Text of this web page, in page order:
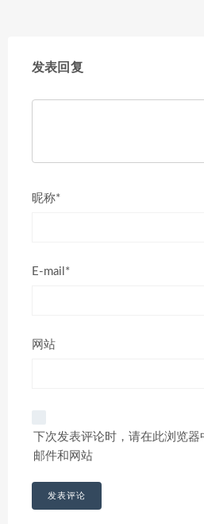
发表回复
昵称*
E-mail*
网站
下次发表评论时，请在此浏览
邮件和网站